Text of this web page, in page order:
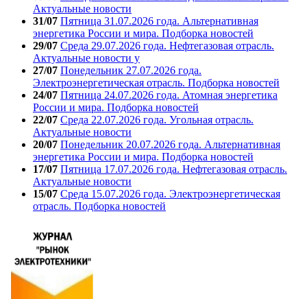
Актуальные новости
31/07 Пятница 31.07.2026 года. Альтернативная
энергетика России и мира. Подборка новостей
29/07 Среда 29.07.2026 года. Нефтегазовая отрасль.
Актуальные новости у
27/07 Понедельник 27.07.2026 года.
Электроэнергетическая отрасль. Подборка новостей
24/07 Пятница 24.07.2026 года. Атомная энергетика
России и мира. Подборка новостей
22/07 Среда 22.07.2026 года. Угольная отрасль.
Актуальные новости
20/07 Понедельник 20.07.2026 года. Альтернативная
энергетика России и мира. Подборка новостей
17/07 Пятница 17.07.2026 года. Нефтегазовая отрасль.
Актуальные новости
15/07 Среда 15.07.2026 года. Электроэнергетическая
отрасль. Подборка новостей